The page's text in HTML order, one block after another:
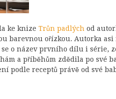
ke knize Trůn padlých od
barevnou ořízkou. Autorka
se o název prvního dílu i série,
a příběhům zdědila po své
podle receptů právě od své